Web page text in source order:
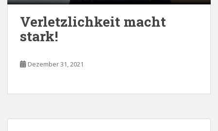
Verletzlichkeit macht
stark!
Dezember 31, 2021